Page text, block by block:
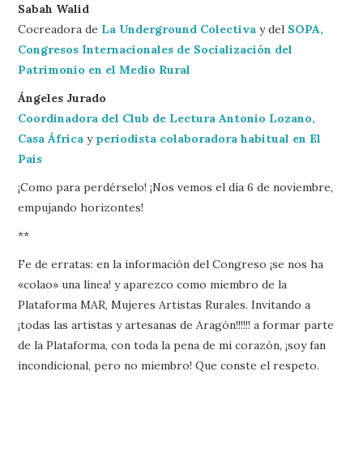
Sabah Walid
Cocreadora de La Underground Colectiva y del SOPA,
Congresos Internacionales de Socialización del
Patrimonio en el Medio Rural
Ángeles Jurado
Coordinadora del Club de Lectura Antonio Lozano,
Casa África y periodista colaboradora habitual en El
País
¡Como para perdérselo! ¡Nos vemos el día 6 de noviembre,
empujando horizontes!
**
Fe de erratas: en la información del Congreso ¡se nos ha
«colao» una línea! y aparezco como miembro de la
Plataforma MAR, Mujeres Artistas Rurales. Invitando a
¡todas las artistas y artesanas de Aragón!!!!!! a formar parte
de la Plataforma, con toda la pena de mi corazón, ¡soy fan
incondicional, pero no miembro! Que conste el respeto.